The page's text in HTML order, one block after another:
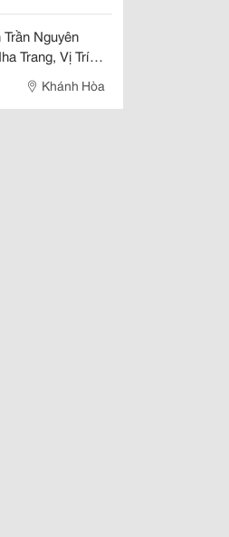
Nguyên
Trang, Vị Trí
7,4 TỷKhánh Hòa